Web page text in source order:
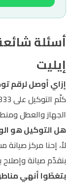
أسئلة
إيليت
إزاي أوصل لرقم
الجهاز والعطل
هل التوكيل هو
لأ، إحنا مركز
بنقدّم صيانة
بتغطّوا أنهي